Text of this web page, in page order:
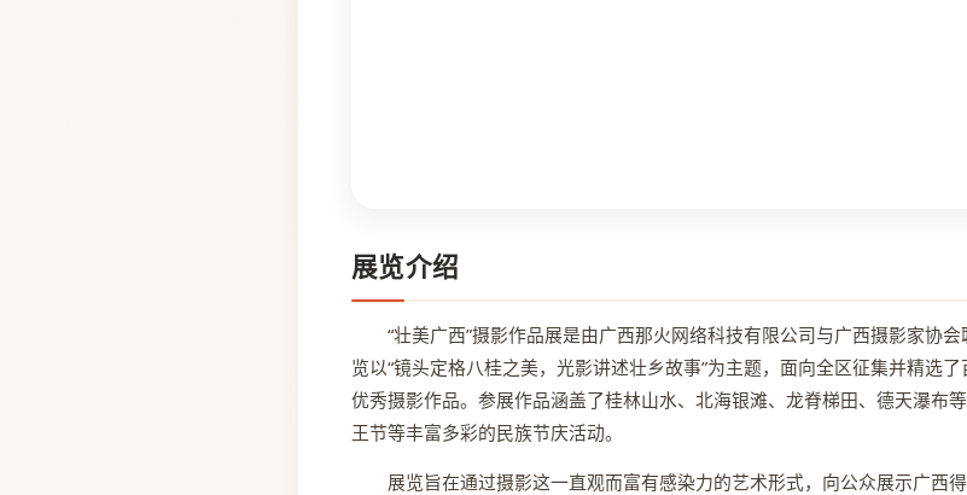
展览介绍
“壮美广西”摄影作品展是由广西那火网络科技有限公司与广西摄影家协
览以“镜头定格八桂之美，光影讲述壮乡故事”为主题，面向全区征集并精选
优秀摄影作品。参展作品涵盖了桂林山水、北海银滩、龙脊梯田、德天瀑布
王节等丰富多彩的民族节庆活动。
展览旨在通过摄影这一直观而富有感染力的艺术形式，向公众展示广西